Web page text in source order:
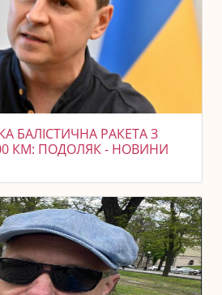
БАЛІСТИЧНА РАКЕТА З
КМ: ПОДОЛЯК - НОВИНИ